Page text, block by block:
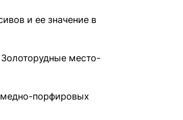
и ее значение в
место-
медно-порфировых